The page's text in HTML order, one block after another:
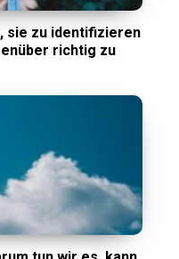
sie zu identifizieren
richtig zu